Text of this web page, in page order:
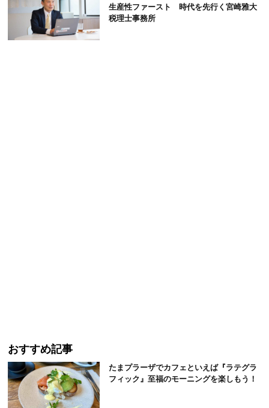
生産性ファースト 時代を先行く宮崎雅大
税理士事務所
おすすめ記事
たまプラーザでカフェといえば『ラテグラ
フィック』至福のモーニングを楽しもう！